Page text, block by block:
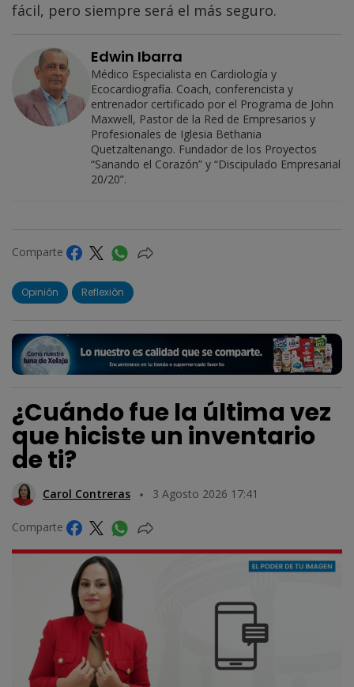
fácil, pero siempre será el más seguro.
Edwin Ibarra
Médico Especialista en Cardiología y
Ecocardiografía. Coach, conferencista y
entrenador certificado por el Programa de John
Maxwell, Pastor de la Red de Empresarios y
Profesionales de Iglesia Bethania
Quetzaltenango. Fundador de los Proyectos
“Sanando el Corazón” y “Discipulado Empresarial
20/20”.
Comparte
Opinión Reflexión
¿Cuándo fue la última vez
que hiciste un inventario
de ti?
Carol Contreras 3 Agosto 2026 17:41
Comparte